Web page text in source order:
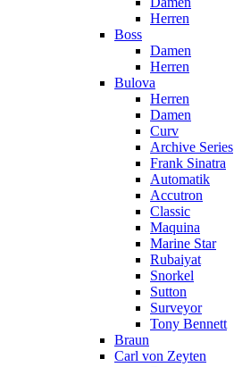
Herren
Boss
Damen
Herren
Bulova
Herren
Damen
Curv
Archive Series
Frank Sinatra
Automatik
Accutron
Classic
Maquina
Marine Star
Rubaiyat
Snorkel
Sutton
Surveyor
Tony Bennett
Braun
Carl von Zeyten